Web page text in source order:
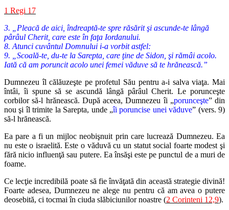
1 Regi 17
3. „Pleacă de aici, îndreaptă-te spre răsărit şi ascunde-te lângă
pârâul Cherit, care este în faţa Iordanului.
8. Atunci cuvântul Domnului i-a vorbit astfel:
9. „Scoală-te, du-te la Sarepta, care ţine de Sidon, şi rămâi acolo.
Iată că am poruncit acolo unei femei văduve să te hrănească.”
Dumnezeu îl călăuzeşte pe profetul Său pentru a-i salva viaţa. Mai
întâi, îi spune să se ascundă lângă pârâul Cherit. Le porunceşte
corbilor să-l hrănească. După aceea, Dumnezeu îi „porunceşte” din
nou şi îl trimite la Sarepta, unde „îi poruncise unei văduve” (vers. 9)
să-l hrănească.
Ea pare a fi un mijloc neobişnuit prin care lucrează Dumnezeu. Ea
nu este o israelită. Este o văduvă cu un statut social foarte modest şi
fără nicio influenţă sau putere. Ea însăşi este pe punctul de a muri de
foame.
Ce lecţie incredibilă poate să fie învăţată din această strategie divină!
Foarte adesea, Dumnezeu ne alege nu pentru că am avea o putere
deosebită, ci tocmai în ciuda slăbiciunilor noastre (2 Corinteni 12,9).